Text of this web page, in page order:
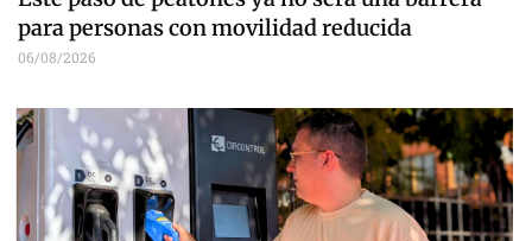
para personas con movilidad reducida
06/08/2026